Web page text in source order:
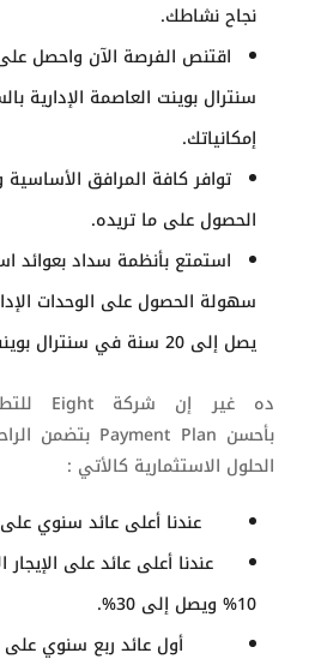
نجاح نشاطك.
اقتنص الفرصة الآن واحصل
سنترال بوينت العاصمة الإدارية
إمكانياتك.
توافر كافة المرافق
الحصول على ما تريده.
استمتع بأنظمة سداد بعوائد
سهولة الحصول على الوحدات
يصل إلى 20 سنة في سنترال بوينت.
ده غير إن شركة
Eight
بأحسن Payment Plan بتضمن
الحلول الاستثمارية كالأتي :
عندنا أعلى عائد سنوي على
عندنا أعلى عائد على الإيجار
10% ويصل إلى 30%.
أول عائد ربع سنوي على